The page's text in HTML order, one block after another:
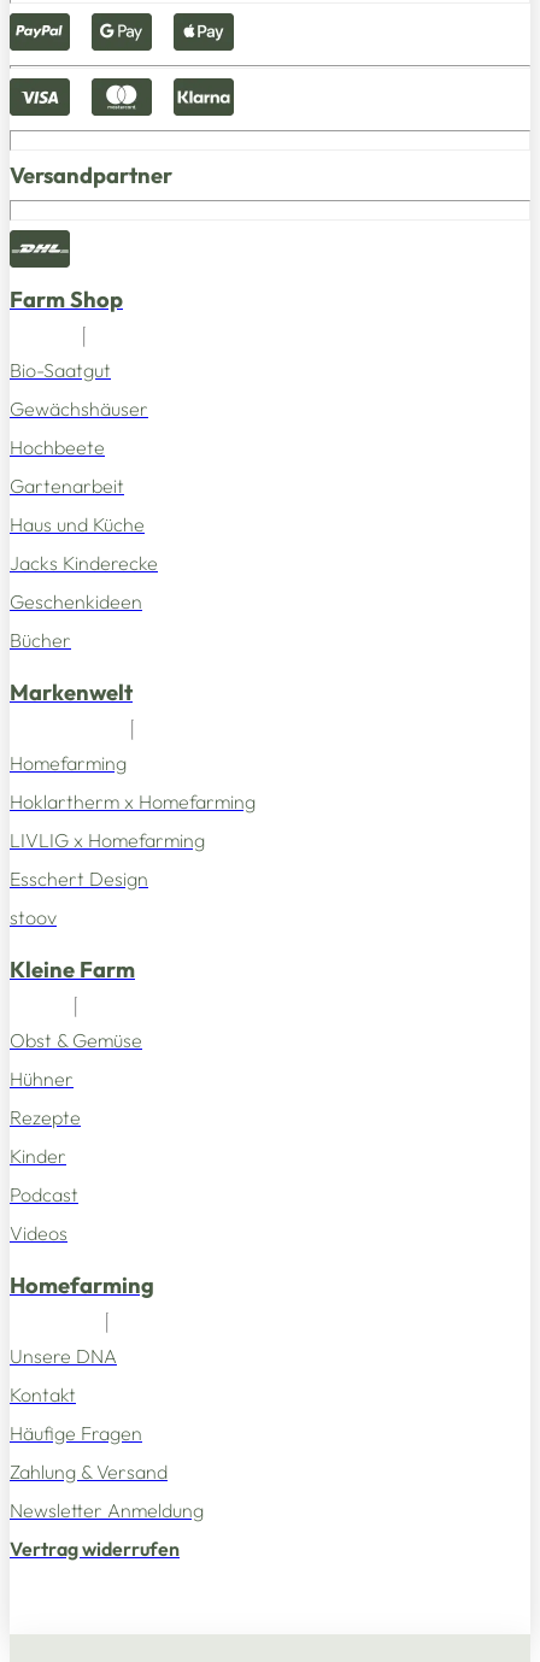
Versandpartner
Farm Shop
Bio-Saatgut
Gewächshäuser
Hochbeete
Gartenarbeit
Haus und Küche
Jacks Kinderecke
Geschenkideen
Bücher
Markenwelt
Homefarming
Hoklartherm x Homefarming
LIVLIG x Homefarming
Esschert Design
stoov
Kleine Farm
Obst & Gemüse
Hühner
Rezepte
Kinder
Podcast
Videos
Homefarming
Unsere DNA
Kontakt
Häufige Fragen
Zahlung & Versand
Newsletter Anmeldung
Vertrag widerrufen